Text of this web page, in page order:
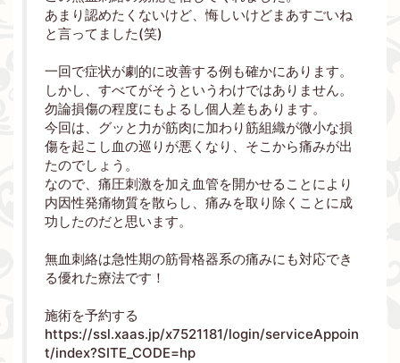
あまり認めたくないけど、悔しいけどまあすごいね
と言ってました(笑)
一回で症状が劇的に改善する例も確かにあります。
しかし、すべてがそうというわけではありません。
勿論損傷の程度にもよるし個人差もあります。
今回は、グッと力が筋肉に加わり筋組織が微小な損
傷を起こし血の巡りが悪くなり、そこから痛みが出
たのでしょう。
なので、痛圧刺激を加え血管を開かせることにより
内因性発痛物質を散らし、痛みを取り除くことに成
功したのだと思います。
無血刺絡は急性期の筋骨格器系の痛みにも対応でき
る優れた療法です！
施術を予約する
https://ssl.xaas.jp/x7521181/login/serviceAppoin
t/index?SITE_CODE=hp